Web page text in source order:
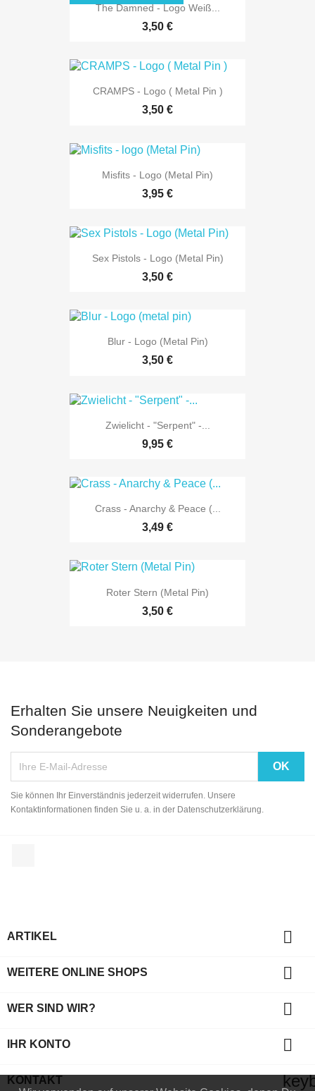
The Damned - Logo Weiß...
3,50 €
CRAMPS - Logo ( Metal Pin )
3,50 €
Misfits - Logo (Metal Pin)
3,95 €
Sex Pistols - Logo (Metal Pin)
3,50 €
Blur - Logo (metal Pin)
3,50 €
Zwielicht - "Serpent" -...
9,95 €
Crass - Anarchy & Peace (...
3,49 €
Roter Stern (Metal Pin)
3,50 €
Erhalten Sie unsere Neuigkeiten und
Sonderangebote
Sie können Ihr Einverständnis jederzeit widerrufen. Unsere
Kontaktinformationen finden Sie u. a. in der Datenschutzerklärung.
ARTIKEL 
WEITERE ONLINE SHOPS 
WER SIND WIR? 
IHR KONTO 
KONTAKT